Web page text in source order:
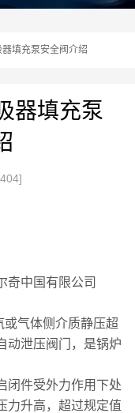
填充泵安全阀介绍
器填充泵
奇中国有限公司
气体侧介质静压超
动泄压阀门，是锅炉
闭件受外力作用下处
力升高，超过规定值